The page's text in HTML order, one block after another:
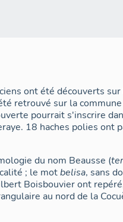
ont été découverts
retrouvé sur la
pourrait s'inscrire
18 haches polies ont
du nom Beausse (
; le motbelisa, sans
Boisbouvier ont
au nord de la